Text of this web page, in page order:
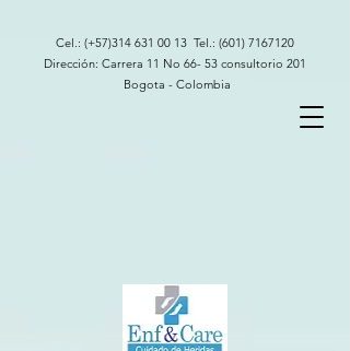
Cel.: (+57)314 631 00 13 Tel.: (601) 7167120
Dirección: Carrera 11 No 66- 53 consultorio 201
Bogota - Colombia